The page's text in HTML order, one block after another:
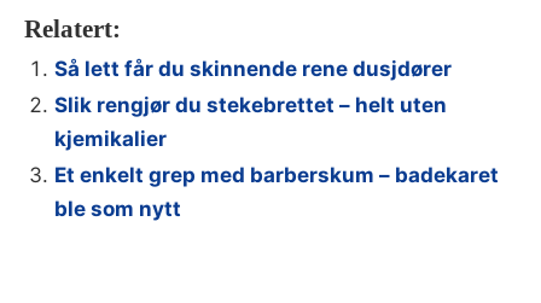
Relatert:
Så lett får du skinnende rene dusjdører
Slik rengjør du stekebrettet – helt uten
kjemikalier
Et enkelt grep med barberskum – badekaret
ble som nytt